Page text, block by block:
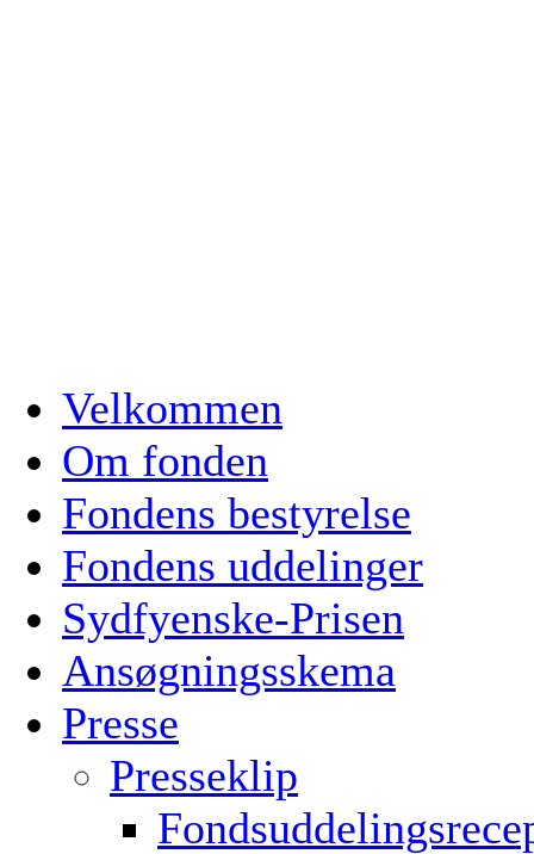
Velkommen
Om fonden
Fondens bestyrelse
Fondens uddelinger
Sydfyenske-Prisen
Ansøgningsskema
Presse
Presseklip